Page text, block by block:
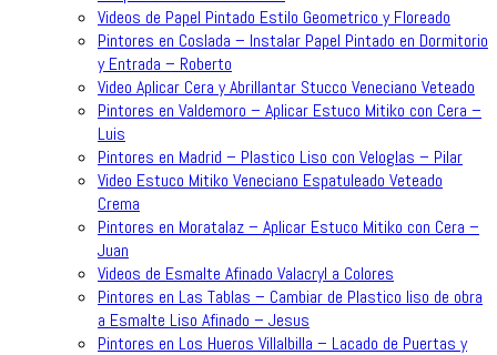
Videos de Papel Pintado Estilo Geometrico y Floreado
Pintores en Coslada – Instalar Papel Pintado en Dormitorio
y Entrada – Roberto
Video Aplicar Cera y Abrillantar Stucco Veneciano Veteado
Pintores en Valdemoro – Aplicar Estuco Mitiko con Cera –
Luis
Pintores en Madrid – Plastico Liso con Veloglas – Pilar
Video Estuco Mitiko Veneciano Espatuleado Veteado
Crema
Pintores en Moratalaz – Aplicar Estuco Mitiko con Cera –
Juan
Videos de Esmalte Afinado Valacryl a Colores
Pintores en Las Tablas – Cambiar de Plastico liso de obra
a Esmalte Liso Afinado – Jesus
Pintores en Los Hueros Villalbilla – Lacado de Puertas y